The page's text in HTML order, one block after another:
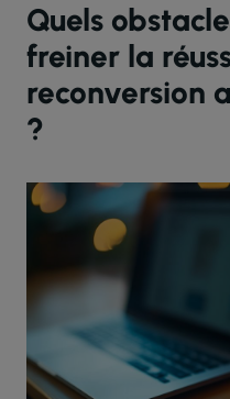
Quels
freiner la
reconversion
?